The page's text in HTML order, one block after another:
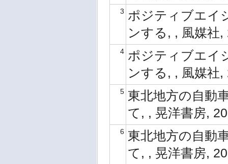
3 ポジティブエイ
ンする, , 風媒
4 ポジティブエイ
ンする, , 風媒社
5 東北地方の自動
て, , 晃洋書房,
6 東北地方の自動
て, , 晃洋書房,